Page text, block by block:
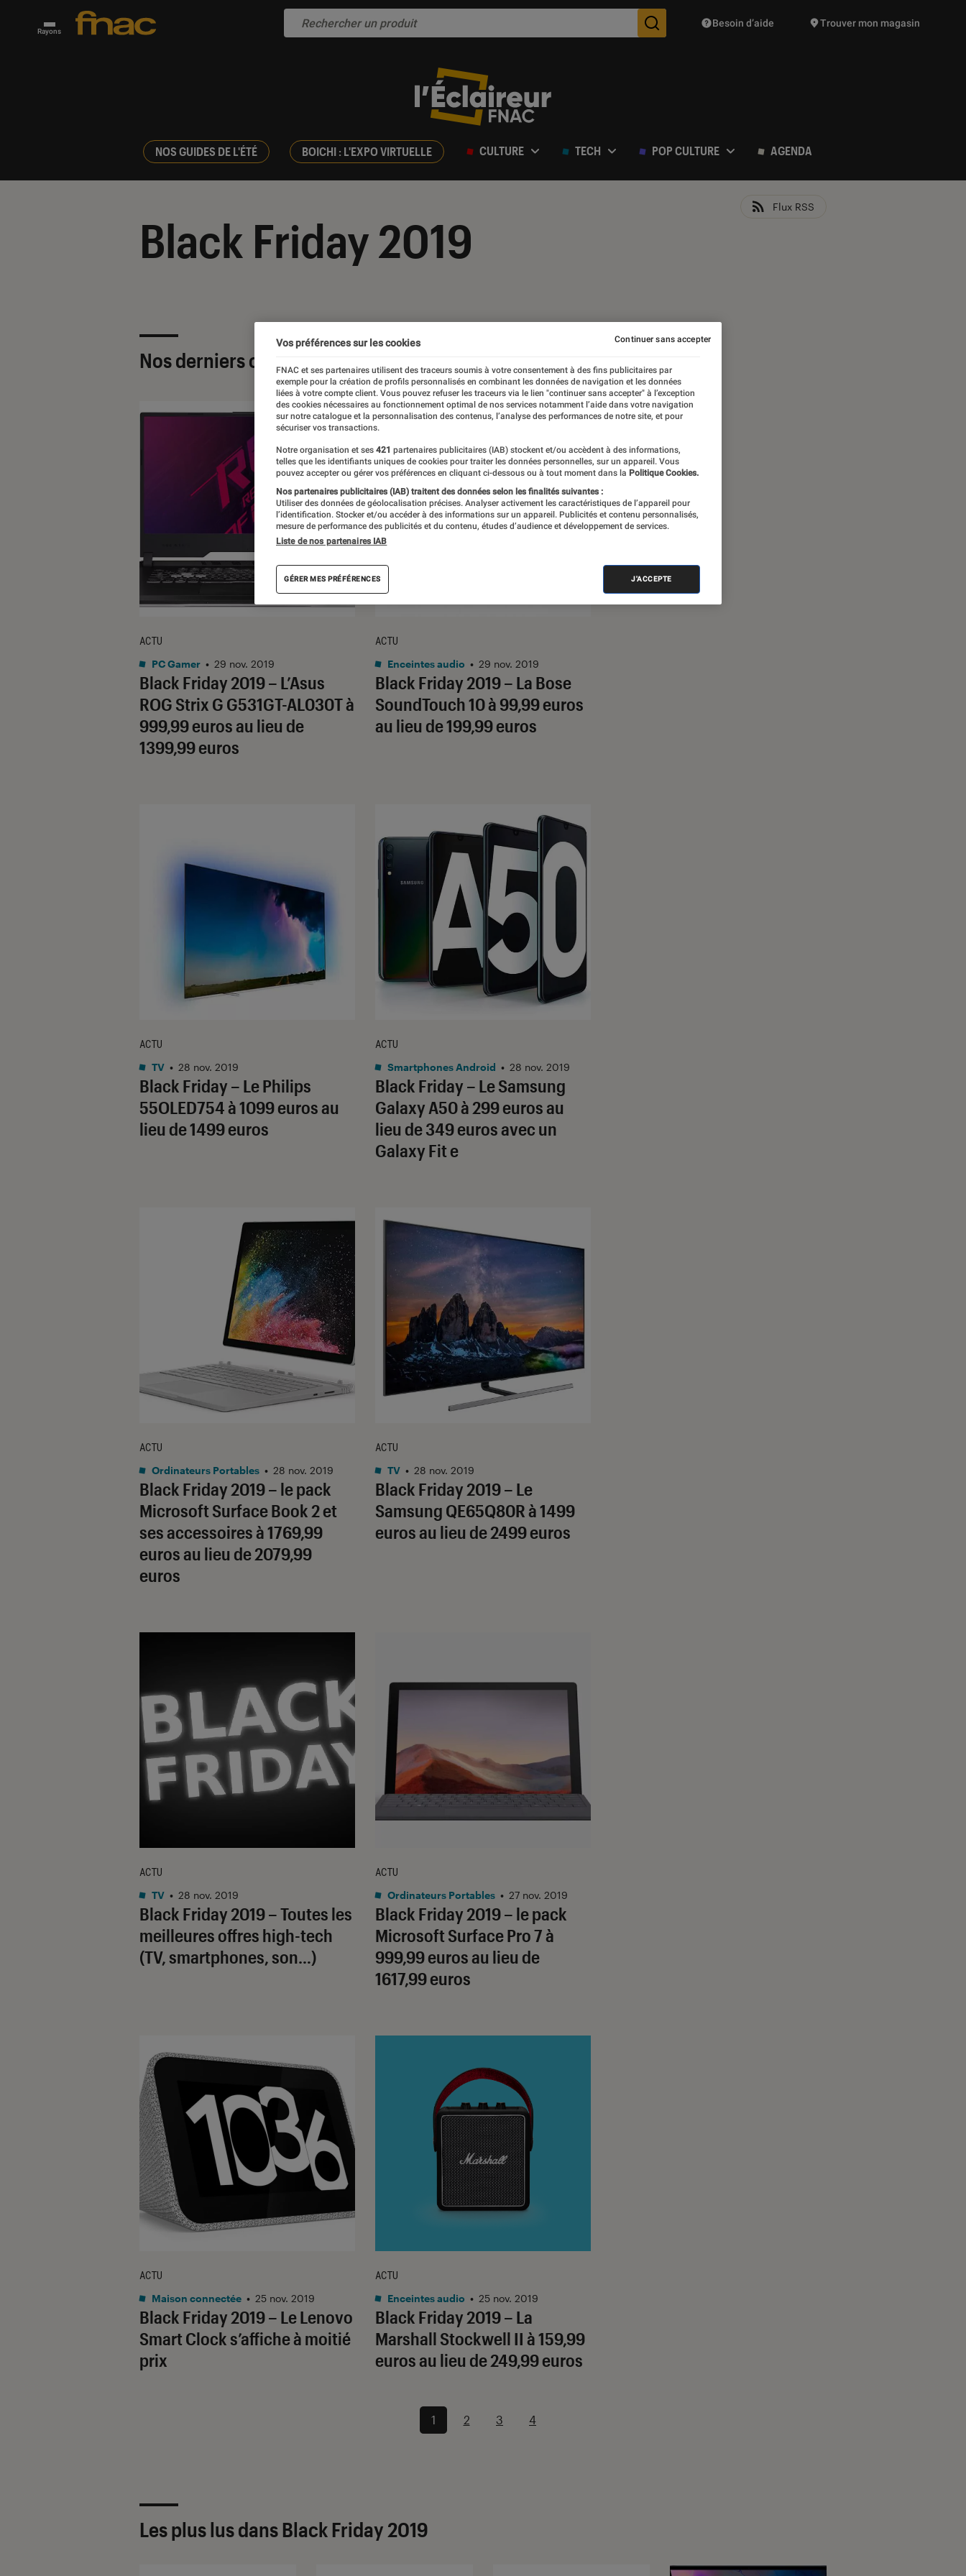
Rayons Des suggestions de produits vont vous être proposées
Besoin d’aide Trouver mon magasin
NOS GUIDES DE L'ÉTÉ BOICHI : L'EXPO VIRTUELLE CULTURE TECH POP CULTURE AGENDA
Black Friday 2019
Flux RSS
Nos derniers contenus
Black Friday 2019 – L’Asus
ROG Strix G G531GT-AL030T à
999,99 euros au lieu de
1399,99 euros
ACTU
PC Gamer • 29 nov. 2019
Black Friday 2019 – La Bose
SoundTouch 10 à 99,99 euros
au lieu de 199,99 euros
ACTU
Enceintes audio • 29 nov. 2019
Black Friday – Le Philips
55OLED754 à 1099 euros au
lieu de 1499 euros
ACTU
TV • 28 nov. 2019
Black Friday – Le Samsung
Galaxy A50 à 299 euros au
lieu de 349 euros avec un
Galaxy Fit e
ACTU
Smartphones Android • 28 nov. 2019
Black Friday 2019 – le pack
Microsoft Surface Book 2 et
ses accessoires à 1769,99
euros au lieu de 2079,99
euros
ACTU
Ordinateurs Portables • 28 nov. 2019
Black Friday 2019 – Le
Samsung QE65Q80R à 1499
euros au lieu de 2499 euros
ACTU
TV • 28 nov. 2019
Black Friday 2019 – Toutes les
meilleures offres high-tech
(TV, smartphones, son…)
ACTU
TV • 28 nov. 2019
Black Friday 2019 – le pack
Microsoft Surface Pro 7 à
999,99 euros au lieu de
1617,99 euros
ACTU
Ordinateurs Portables • 27 nov. 2019
Black Friday 2019 – Le Lenovo
Smart Clock s’affiche à moitié
prix
ACTU
Maison connectée • 25 nov. 2019
Black Friday 2019 – La
Marshall Stockwell II à 159,99
euros au lieu de 249,99 euros
ACTU
Enceintes audio • 25 nov. 2019
1 2 3 4
Les plus lus dans Black Friday 2019
Vos préférences sur les cookies
FNAC et ses partenaires utilisent des traceurs soumis à votre consentement à des fins publicitaires par
exemple pour la création de profils personnalisés en combinant les données de navigation et les données
liées à votre compte client. Vous pouvez refuser les traceurs via le lien "continuer sans accepter" à l’exception
des cookies nécessaires au fonctionnement optimal de nos services notamment l’aide dans votre navigation
sur notre catalogue et la personnalisation des contenus, l’analyse des performances de notre site, et pour
sécuriser vos transactions.
Notre organisation et ses 421 partenaires publicitaires (IAB) stockent et/ou accèdent à des informations,
telles que les identifiants uniques de cookies pour traiter les données personnelles, sur un appareil. Vous
pouvez accepter ou gérer vos préférences en cliquant ci-dessous ou à tout moment dans la Politique Cookies.
Nos partenaires publicitaires (IAB) traitent des données selon les finalités suivantes :
Utiliser des données de géolocalisation précises. Analyser activement les caractéristiques de l’appareil pour
l’identification. Stocker et/ou accéder à des informations sur un appareil. Publicités et contenu personnalisés,
mesure de performance des publicités et du contenu, études d’audience et développement de services.
Liste de nos partenaires IAB
GÉRER MES PRÉFÉRENCES J'ACCEPTE
Continuer sans accepter